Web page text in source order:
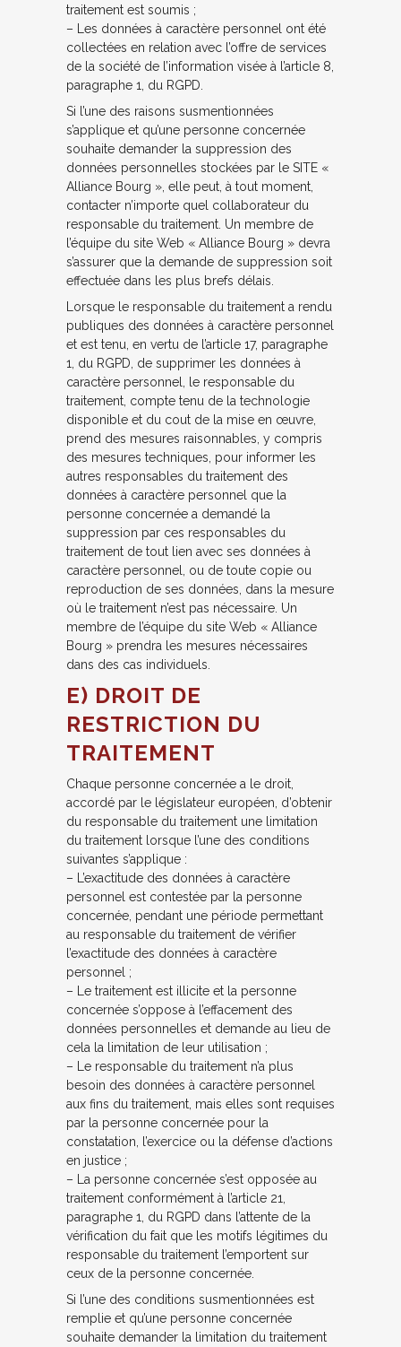
traitement est soumis ;
– Les données à caractère personnel ont été
collectées en relation avec l’offre de services
de la société de l’information visée à l’article 8,
paragraphe 1, du RGPD.
Si l’une des raisons susmentionnées
s’applique et qu’une personne concernée
souhaite demander la suppression des
données personnelles stockées par le SITE «
Alliance Bourg », elle peut, à tout moment,
contacter n’importe quel collaborateur du
responsable du traitement. Un membre de
l’équipe du site Web « Alliance Bourg » devra
s’assurer que la demande de suppression soit
effectuée dans les plus brefs délais.
Lorsque le responsable du traitement a rendu
publiques des données à caractère personnel
et est tenu, en vertu de l’article 17, paragraphe
1, du RGPD, de supprimer les données à
caractère personnel, le responsable du
traitement, compte tenu de la technologie
disponible et du cout de la mise en œuvre,
prend des mesures raisonnables, y compris
des mesures techniques, pour informer les
autres responsables du traitement des
données à caractère personnel que la
personne concernée a demandé la
suppression par ces responsables du
traitement de tout lien avec ses données à
caractère personnel, ou de toute copie ou
reproduction de ses données, dans la mesure
où le traitement n’est pas nécessaire. Un
membre de l’équipe du site Web « Alliance
Bourg » prendra les mesures nécessaires
dans des cas individuels.
E) DROIT DE
RESTRICTION DU
TRAITEMENT
Chaque personne concernée a le droit,
accordé par le législateur européen, d’obtenir
du responsable du traitement une limitation
du traitement lorsque l’une des conditions
suivantes s’applique :
– L’exactitude des données à caractère
personnel est contestée par la personne
concernée, pendant une période permettant
au responsable du traitement de vérifier
l’exactitude des données à caractère
personnel ;
– Le traitement est illicite et la personne
concernée s’oppose à l’effacement des
données personnelles et demande au lieu de
cela la limitation de leur utilisation ;
– Le responsable du traitement n’a plus
besoin des données à caractère personnel
aux fins du traitement, mais elles sont requises
par la personne concernée pour la
constatation, l’exercice ou la défense d’actions
en justice ;
– La personne concernée s’est opposée au
traitement conformément à l’article 21,
paragraphe 1, du RGPD dans l’attente de la
vérification du fait que les motifs légitimes du
responsable du traitement l’emportent sur
ceux de la personne concernée.
Si l’une des conditions susmentionnées est
remplie et qu’une personne concernée
souhaite demander la limitation du traitement